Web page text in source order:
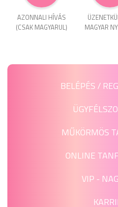
AZONNALI HÍVÁS
(CSAK MAGYARUL)
MAGYAR
BELÉPÉS /
MŰKÖRMÖS
ONLINE
VIP -